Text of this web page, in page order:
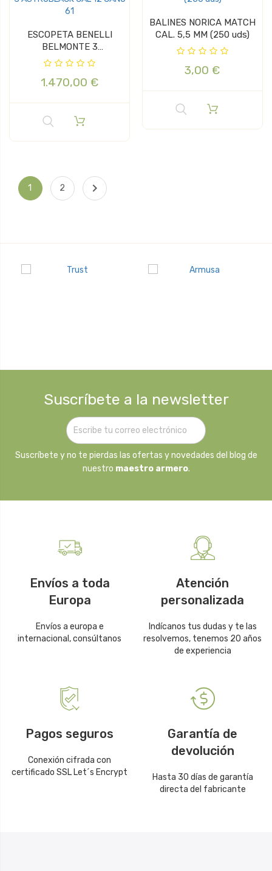
ESCOPETA BENELLI
BELMONTE 3
ASTROBLACK CAL 12...
1.470,00 €
BALINES NORICA MATCH
CAL. 5,5 MM (250 uds)
3,00 €
1 2 
Suscríbete a la newsletter
Suscríbete y no te pierdas las ofertas y novedades del blog de
nuestro maestro armero.
Envíos a toda
Europa
Envíos a europa e
internacional, consúltanos
Atención
personalizada
Indícanos tus dudas y te las
resolvemos, tenemos 20 años
de experiencia
Pagos seguros
Conexión cifrada con
certificado SSL Let´s Encrypt
Garantía de
devolución
Hasta 30 días de garantía
directa del fabricante